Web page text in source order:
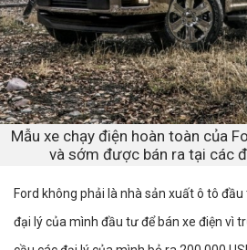
Mẫu xe chạy điện hoàn toàn của
và sớm được bán ra tại các
Ford không phải là nhà sản xuất ô tô
đại lý của mình đầu tư để bán xe điện vì